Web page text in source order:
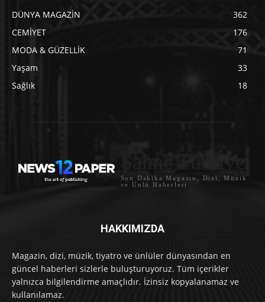
DÜNYA MAGAZİN
362
CEMİYET
176
MODA & GÜZELLİK
71
Yaşam
33
Sağlık
18
Sahne Türkiye
Son Dakika Magazin, Dizi, Müzik
ve Ünlü Haberleri
HAKKIMIZDA
Magazin, dizi, müzik, tiyatro ve ünlüler dünyasından en
güncel haberleri sizlerle buluşturuyoruz. Tüm içerikler
yalnızca bilgilendirme amaçlıdır. İzinsiz kopyalanamaz ve
kullanılamaz.